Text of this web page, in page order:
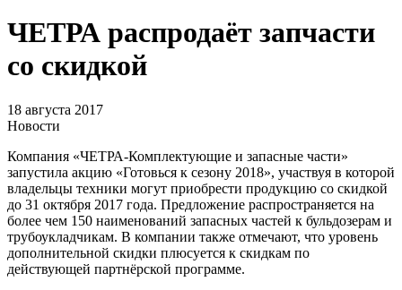
ЧЕТРА распродаёт запчасти
со скидкой
18 августа 2017
Новости
Компания «ЧЕТРА-Комплектующие и запасные части»
запустила акцию «Готовься к сезону 2018», участвуя в которой
владельцы техники могут приобрести продукцию со скидкой
до 31 октября 2017 года. Предложение распространяется на
более чем 150 наименований запасных частей к бульдозерам и
трубоукладчикам. В компании также отмечают, что уровень
дополнительной скидки плюсуется к скидкам по
действующей партнёрской программе.